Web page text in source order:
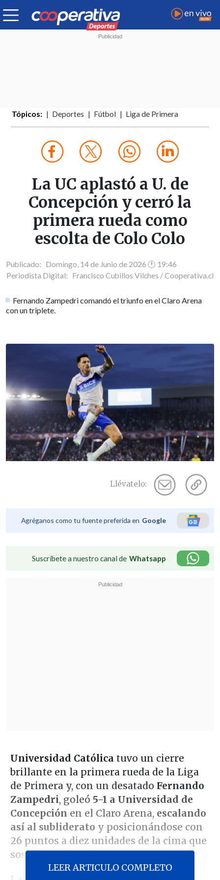
Tópicos: Deportes Fútbol Liga de Primera
La UC aplastó a U. de
Concepción y cerró la
primera rueda como
escolta de Colo Colo
Publicado: Domingo, 14 de Junio de 2026 🕐 19:46
Periodista Digital: Francisco Cubillos Vilches / Cooperativa.cl
Fernando Zampedri comandó el triunfo en el Claro Arena
con un triplete.
Llévatelo:
Agréganos como tu fuente preferida en Google
Suscríbete a nuestro canal de Whatsapp
Universidad Católica tuvo un cierre
brillante en la primera rueda de la Liga
de Primera y, con un desatado Fernando
Zampedri, goleó 5-1 a Universidad de
Concepción en el Claro Arena, escalando
así al subliderato y posicionándose con
26 puntos a diez unidades de la cima que
sostiene Colo Colo.
LEER ARTICULO COMPLETO